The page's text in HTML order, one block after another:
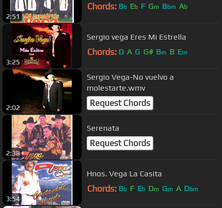
2:51
Chords: Bb Eb F Gm Bbm Ab
3:25
Sergio vega Eres Mi Estrella
Chords: D A G G# Bm B Em
2:02
Sergio Vega-No vuelvo a
molestarte.wmv
Request Chords
2:38
Serenata
Request Chords
3:54
Hnos. Vega La Casita
Chords: Bb F Eb Dm Gm A Dbm